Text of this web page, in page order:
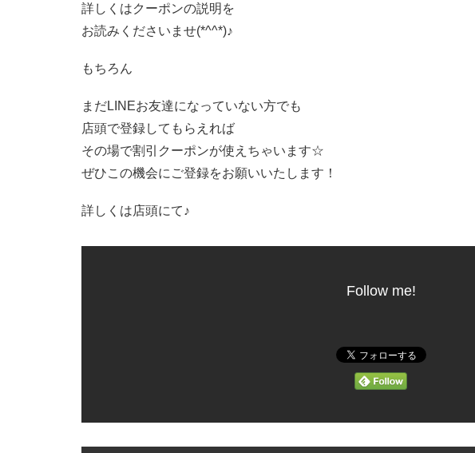
詳しくはクーポンの説明を
お読みくださいませ(*^^*)♪
もちろん
まだLINEお友達になっていない方でも
店頭で登録してもらえれば
その場で割引クーポンが使えちゃいます☆
ぜひこの機会にご登録をお願いいたします！
詳しくは店頭にて♪
Follow me!